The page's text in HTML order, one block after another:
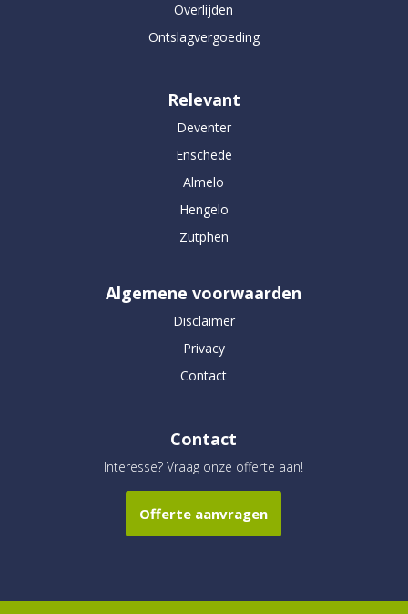
Overlijden
Ontslagvergoeding
Relevant
Deventer
Enschede
Almelo
Hengelo
Zutphen
Algemene voorwaarden
Disclaimer
Privacy
Contact
Contact
Interesse? Vraag onze offerte aan!
Offerte aanvragen